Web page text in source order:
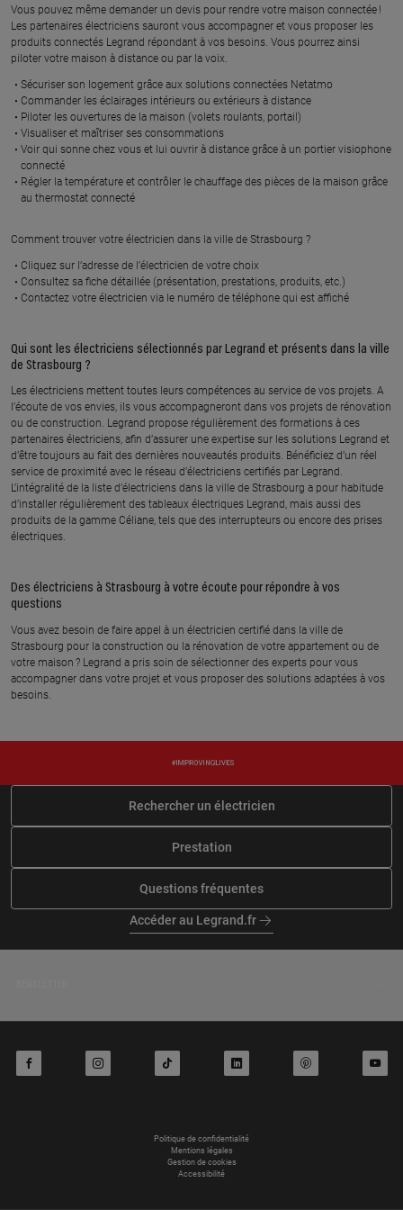
En savoir plus En savoir plus
À 89.4 km km
PLE DARDOT ELECTRICITE
73 grande rue, 02400 CHATEAU
THIERRY
En savoir plus
À 89.1 km km
YOANN TRANCHANT
1 t rue du fbg de la barre, 02400
CHATEAU THIERRY
Vous pouvez même demander un devis pour rendre votre maison connectée !
Les partenaires électriciens sauront vous accompagner et vous proposer les
produits connectés Legrand répondant à vos besoins. Vous pourrez ainsi
piloter votre maison à distance ou par la voix.
Sécuriser son logement grâce aux solutions connectées Netatmo
Commander les éclairages intérieurs ou extérieurs à distance
Piloter les ouvertures de la maison (volets roulants, portail)
Visualiser et maîtriser ses consommations
Voir qui sonne chez vous et lui ouvrir à distance grâce à un portier visiophone
connecté
Régler la température et contrôler le chauffage des pièces de la maison grâce
au thermostat connecté
Comment trouver votre électricien dans la ville de Strasbourg ?
Cliquez sur l’adresse de l’électricien de votre choix
Consultez sa fiche détaillée (présentation, prestations, produits, etc.)
Contactez votre électricien via le numéro de téléphone qui est affiché
Qui sont les électriciens sélectionnés par Legrand et présents dans la ville
de Strasbourg ?
Les électriciens mettent toutes leurs compétences au service de vos projets. A
l’écoute de vos envies, ils vous accompagneront dans vos projets de rénovation
ou de construction. Legrand propose régulièrement des formations à ces
partenaires électriciens, afin d’assurer une expertise sur les solutions Legrand et
d’être toujours au fait des dernières nouveautés produits. Bénéficiez d’un réel
service de proximité avec le réseau d’électriciens certifiés par Legrand.
L’intégralité de la liste d’électriciens dans la ville de Strasbourg a pour habitude
d’installer régulièrement des tableaux électriques Legrand, mais aussi des
produits de la gamme Céliane, tels que des interrupteurs ou encore des prises
électriques.
Des électriciens à Strasbourg à votre écoute pour répondre à vos
questions
Vous avez besoin de faire appel à un électricien certifié dans la ville de
Strasbourg pour la construction ou la rénovation de votre appartement ou de
votre maison ? Legrand a pris soin de sélectionner des experts pour vous
accompagner dans votre projet et vous proposer des solutions adaptées à vos
besoins.
Rechercher un électricien
Prestation
Questions fréquentes
Accéder au Legrand.fr
facebook instagram tiktok linkedin pinterest youtube
Politique de confidentialité
Mentions légales
Gestion de cookies
Accessibilité